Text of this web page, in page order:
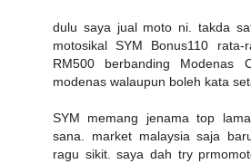
dulu saya jual moto ni. takda
motosikal SYM Bonus110
RM500 berbanding Modenas
modenas walaupun boleh kata
SYM memang jenama top
sana. market malaysia saja
ragu sikit. saya dah try